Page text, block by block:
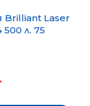
Laser
500 л. 75